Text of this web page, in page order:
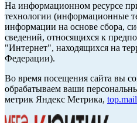
На информационном ресурсе
технологии (информационные
информации на основе сбора,
сведений, относящихся к
"Интернет", находящихся на
Федерации).
Во время посещения сайта вы
обрабатываем ваши
метрик Яндекс Метрика,